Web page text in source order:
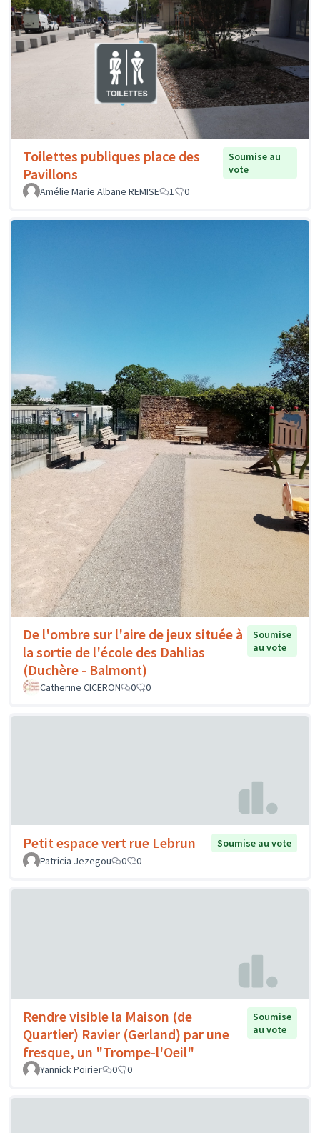
Toilettes publiques place des
Pavillons
Soumise au
vote
Amélie Marie Albane REMISE
1 0
De l'ombre sur l'aire de jeux située à
la sortie de l'école des Dahlias
(Duchère - Balmont)
Soumise
au vote
Catherine CICERON 0 0
Petit espace vert rue Lebrun
Soumise au vote
Patricia Jezegou
0 0
Rendre visible la Maison (de
Quartier) Ravier (Gerland) par une
fresque, un "Trompe-l'Oeil"
Soumise
au vote
Yannick Poirier 0 0